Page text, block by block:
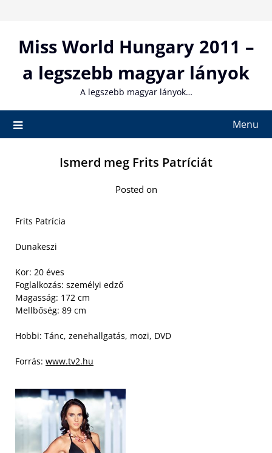
contentMiss World Hungary 2011 –
a legszebb magyar lányok
A legszebb magyar lányok…
Menu
Ismerd meg Frits Patríciát
Posted on
Frits Patrícia
Dunakeszi
Kor: 20 éves
Foglalkozás: személyi edző
Magasság: 172 cm
Mellbőség: 89 cm
Hobbi: Tánc, zenehallgatás, mozi, DVD
Forrás: www.tv2.hu